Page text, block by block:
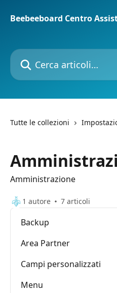
Beebeeboard Centro
Cerca articoli…
Tutte le collezioni
Amministrazione
1 autore 7 articoli
Backup
Area Partner
Campi personalizzati
Menu